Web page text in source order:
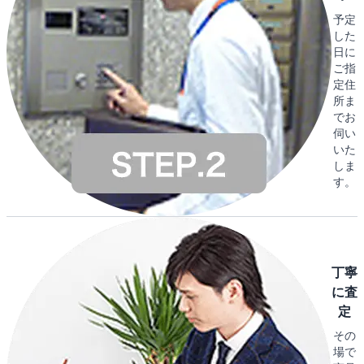
予定
した
日に
ご指
定住
所ま
でお
伺い
いた
しま
す。
丁寧
に査
定
その
場で